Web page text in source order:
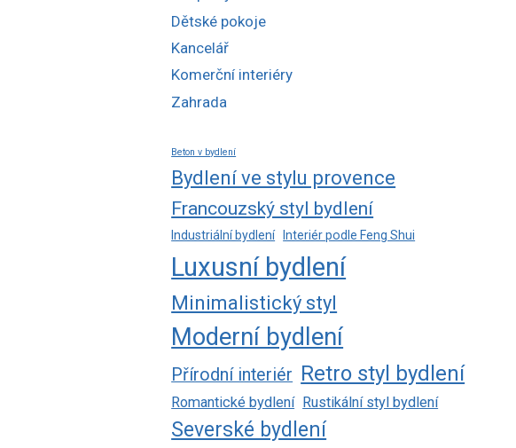
Dětské pokoje
Kancelář
Komerční interiéry
Zahrada
Beton v bydlení
Bydlení ve stylu provence
Francouzský styl bydlení
Industriální bydlení Interiér podle Feng Shui
Luxusní bydlení
Minimalistický styl
Moderní bydlení
Přírodní interiér Retro styl bydlení
Romantické bydlení Rustikální styl bydlení
Severské bydlení